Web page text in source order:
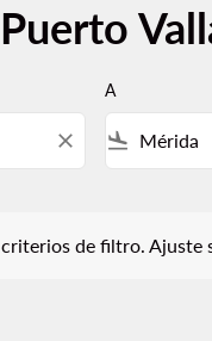
close
A
flight_land
de filtro. Ajuste